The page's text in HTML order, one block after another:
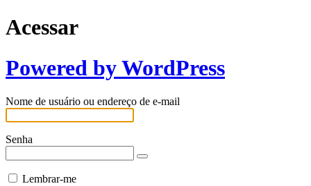
Acessar
Powered by WordPress
Nome de usuário ou endereço de e-mail
Senha
Lembrar-me